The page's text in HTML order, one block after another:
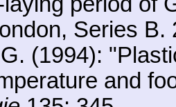
Series B.
(1994):
and